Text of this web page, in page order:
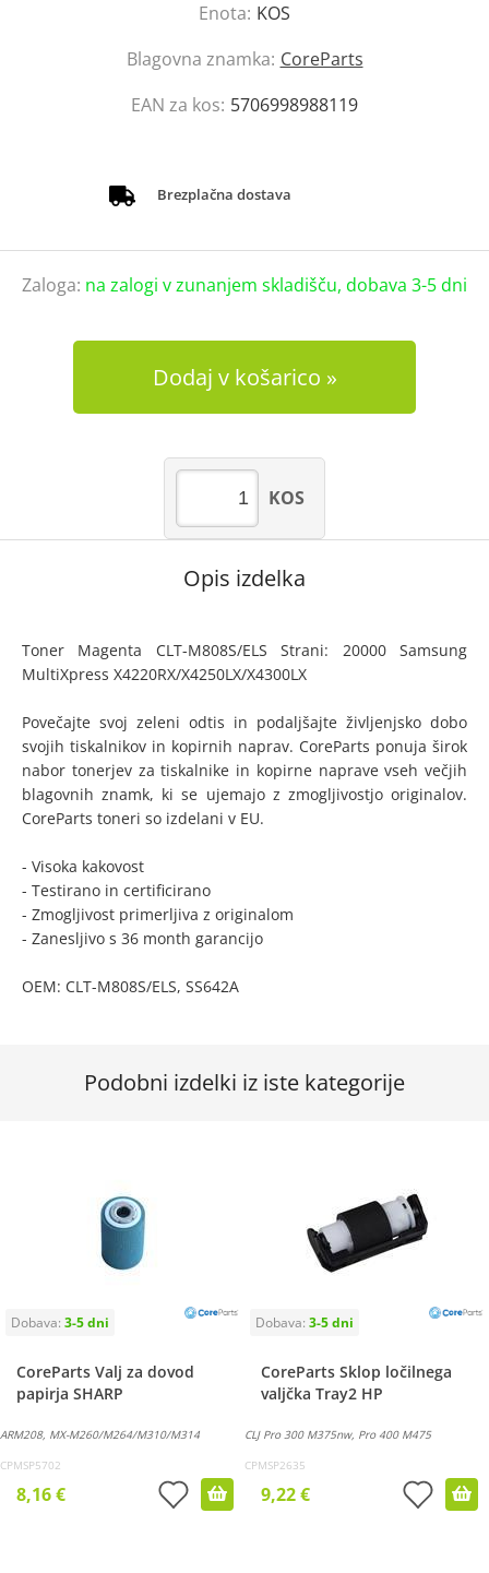
Enota: KOS
Blagovna znamka: CoreParts
EAN za kos: 5706998988119
Brezplačna dostava
Zaloga: na zalogi v zunanjem skladišču, dobava 3-5 dni
Dodaj v košarico
KOS
Opis izdelka
Toner Magenta CLT-M808S/ELS Strani: 20000 Samsung
MultiXpress X4220RX/X4250LX/X4300LX
Povečajte svoj zeleni odtis in podaljšajte življenjsko dobo
svojih tiskalnikov in kopirnih naprav. CoreParts ponuja širok
nabor tonerjev za tiskalnike in kopirne naprave vseh večjih
blagovnih znamk, ki se ujemajo z zmogljivostjo originalov.
CoreParts toneri so izdelani v EU.
- Visoka kakovost
- Testirano in certificirano
- Zmogljivost primerljiva z originalom
- Zanesljivo s 36 month garancijo
OEM: CLT-M808S/ELS, SS642A
Podobni izdelki iz iste kategorije
CoreParts Valj za dovod
papirja SHARP
ARM208, MX-M260/M264/M310/M314
CPMSP5702
8,16 €
CoreParts Sklop ločilnega
valjčka Tray2 HP
CLJ Pro 300 M375nw, Pro 400 M475
CPMSP2635
9,22 €